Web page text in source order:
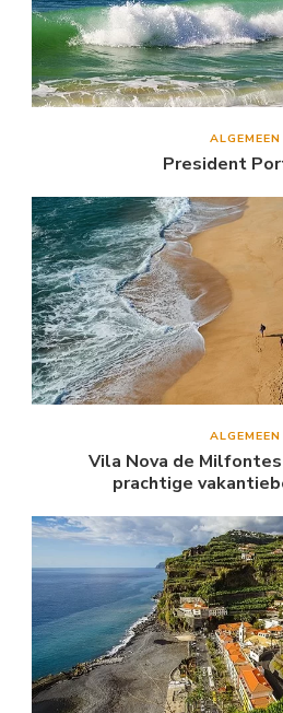
ALGEMEEN
President
ALGEMEEN
Vila Nova de
prachtige